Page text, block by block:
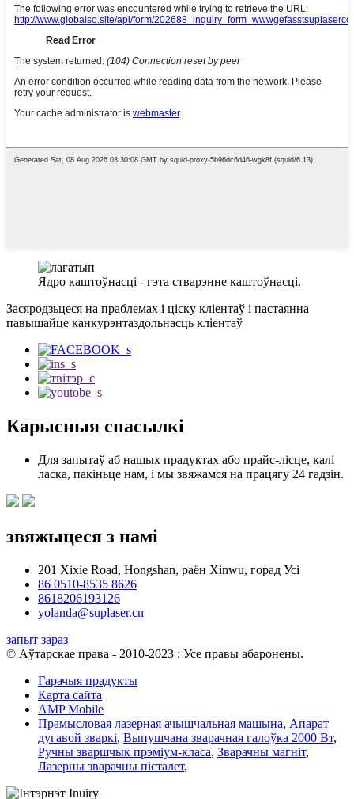
Ядро каштоўнасці - гэта стварэнне каштоўнасці.
Засяродзьцеся на праблемах і ціску кліентаў і пастаянна
павышайце канкурэнтаздольнасць кліентаў
Карысныя спасылкі
Для запытаў аб нашых прадуктах або прайс-лісце, калі
ласка, пакіньце нам, і мы звяжамся на працягу 24 гадзін.
звяжыцеся з намі
201 Xixie Road, Hongshan, раён Xinwu, горад Усі
86 0510-8535 8626
8618206193126
yolanda@suplaser.cn
запыт зараз
© Аўтарскае права - 2010-2023 : Усе правы абаронены.
Гарачыя прадукты
Карта сайта
AMP Mobile
Прамысловая лазерная ачышчальная машына, Апарат
дугавой зваркі, Выпушчана зварачная галоўка 2000 Вт,
Ручны зваршчык прэміум-класа, Зварачны магніт,
Лазерны зварачны пісталет,